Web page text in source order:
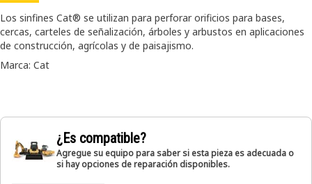
Los sinfines Cat® se utilizan para perforar orificios para bases,
cercas, carteles de señalización, árboles y arbustos en aplicaciones
de construcción, agrícolas y de paisajismo.
Marca: Cat
¿Es compatible?
Agregue su equipo para saber si esta pieza es adecuada o
si hay opciones de reparación disponibles.